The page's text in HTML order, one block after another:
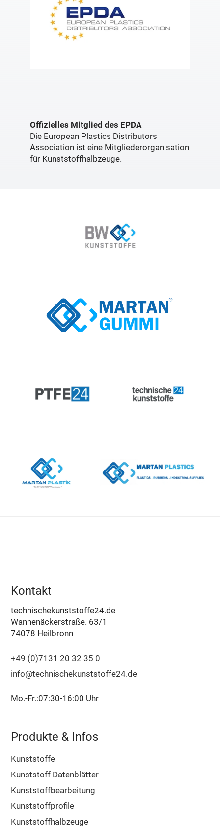
Offizielles Mitglied des EPDA
Die European Plastics Distributors
Association ist eine Mitgliederorganisation
für Kunststoffhalbzeuge.
Kontakt
technischekunststoffe24.de
Wannenäckerstraße. 63/1
74078 Heilbronn
+49 (0)7131 20 32 35 0
info@technischekunststoffe24.de
Mo.-Fr.:07:30-16:00 Uhr
Produkte & Infos
Kunststoffe
Kunststoff Datenblätter
Kunststoffbearbeitung
Kunststoffprofile
Kunststoffhalbzeuge